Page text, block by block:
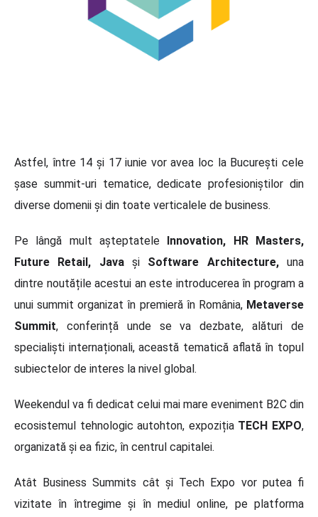
Astfel, între 14 și 17 iunie vor avea loc la București cele
șase summit-uri tematice, dedicate profesioniștilor din
diverse domenii și din toate verticalele de business.
Pe lângă mult așteptatele Innovation, HR Masters,
Future Retail, Java și Software Architecture,una
dintre noutățile acestui an este introducerea în program a
unui summit organizat în premieră în România, Metaverse
Summit, conferință unde se va dezbate, alături de
specialiști internaționali, această tematică aflată în topul
subiectelor de interes la nivel global.
Weekendul va fi dedicat celui mai mare eveniment B2C din
ecosistemul tehnologic autohton, expoziția TECH EXPO,
organizată și ea fizic, în centrul capitalei.
Atât Business Summits cât și Tech Expo vor putea fi
vizitate în întregime și în mediul online, pe platforma